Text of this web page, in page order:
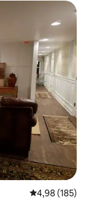
Évaluation
4,98 (185)